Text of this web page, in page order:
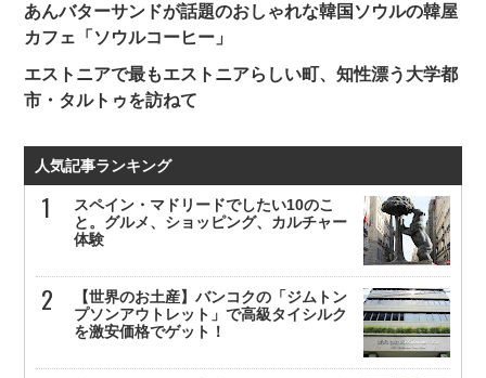
あんバターサンドが話題のおしゃれな韓国ソウルの韓屋
カフェ「ソウルコーヒー」
エストニアで最もエストニアらしい町、知性漂う大学都
市・タルトゥを訪ねて
人気記事ランキング
スペイン・マドリードでしたい10のこ
と。グルメ、ショッピング、カルチャー
体験
【世界のお土産】バンコクの「ジムトン
プソンアウトレット」で高級タイシルク
を激安価格でゲット！